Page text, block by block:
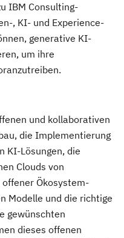
IBM Consulting-
, KI- und Experience-
generative KI-
um ihre
und kollaborativen
die Implementierung
KI-Lösungen, die
Clouds von
Ökosystem-
Modelle und die richtige
gewünschten
dieses offenen